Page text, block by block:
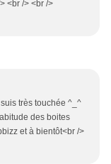
<br /> <br />
très touchée ^_^
des boites
et à bientôt<br />